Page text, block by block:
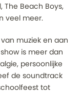
The Beach Boys,
veel meer.
muziek en aan
is meer dan
persoonlijke
de soundtrack
tot